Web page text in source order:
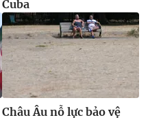
Cuba
Châu Âu nỗ lực bảo vệ